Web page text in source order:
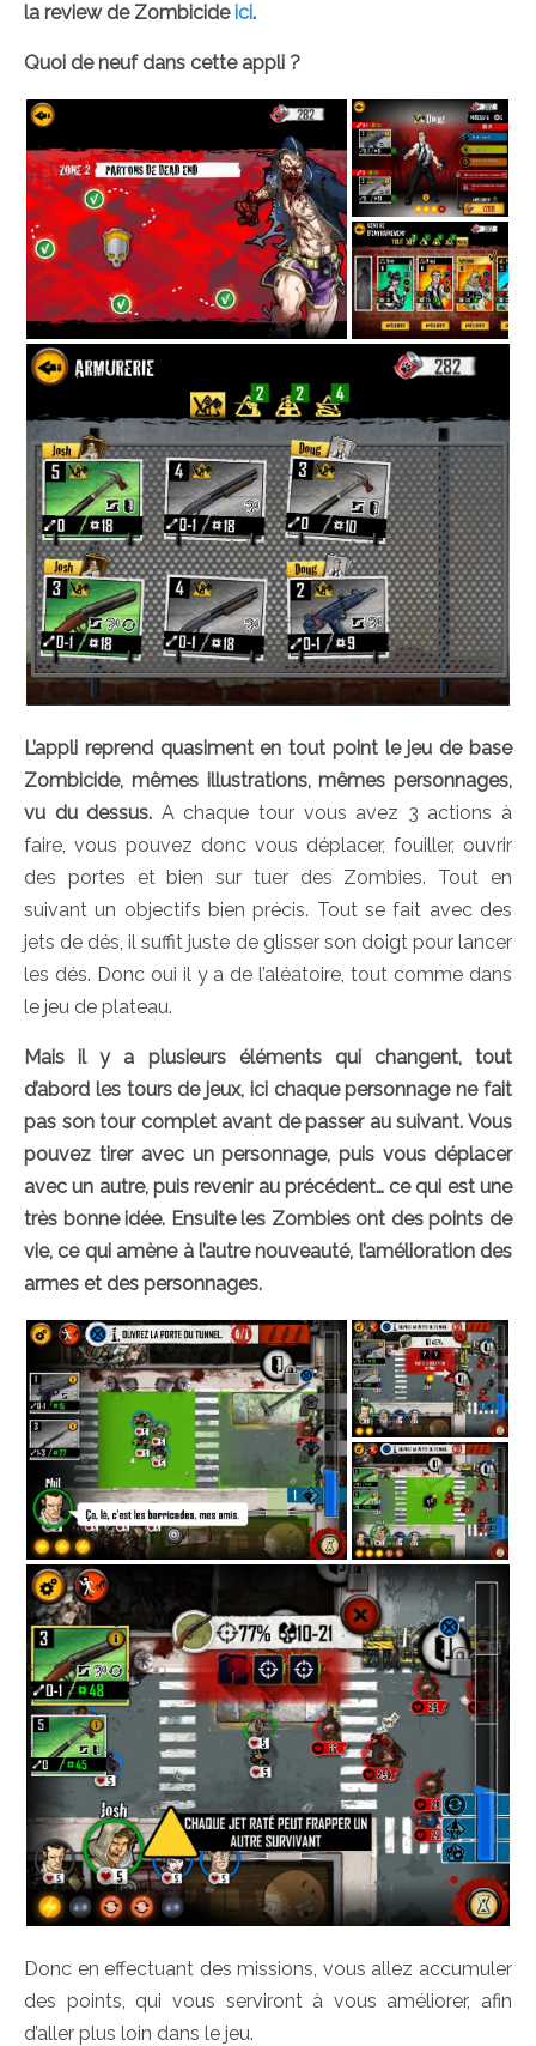
la review de Zombicide ici.
Quoi de neuf dans cette appli ?
L’appli reprend quasiment en tout point le jeu de base
Zombicide, mêmes illustrations, mêmes personnages,
vu du dessus. A chaque tour vous avez 3 actions à
faire, vous pouvez donc vous déplacer, fouiller, ouvrir
des portes et bien sur tuer des Zombies. Tout en
suivant un objectifs bien précis. Tout se fait avec des
jets de dés, il suffit juste de glisser son doigt pour lancer
les dés. Donc oui il y a de l’aléatoire, tout comme dans
le jeu de plateau.
Mais il y a plusieurs éléments qui changent, tout
d’abord les tours de jeux, ici chaque personnage ne fait
pas son tour complet avant de passer au suivant. Vous
pouvez tirer avec un personnage, puis vous déplacer
avec un autre, puis revenir au précédent… ce qui est une
très bonne idée. Ensuite les Zombies ont des points de
vie, ce qui amène à l’autre nouveauté, l’amélioration des
armes et des personnages.
Donc en effectuant des missions, vous allez accumuler
des points, qui vous serviront à vous améliorer, afin
d’aller plus loin dans le jeu.